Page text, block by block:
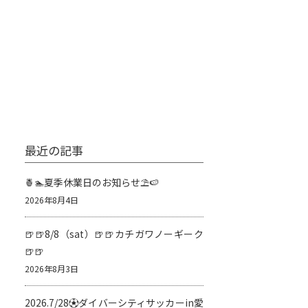
最近の記事
🍍🏊夏季休業日のお知らせ⛱️🍉
2026年8月4日
🍺🍺8/8（sat）🍺🍺カチガワノーギーク
🍺🍺
2026年8月3日
2026.7/28⚽️ダイバーシティサッカーin愛